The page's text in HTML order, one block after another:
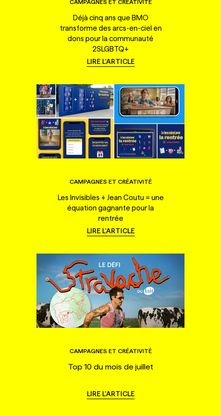
CAMPAGNES ET CRÉATIVITÉ
Déjà cinq ans que BMO
transforme des arcs-en-ciel en
dons pour la communauté
2SLGBTQ+
LIRE L'ARTICLE
CAMPAGNES ET CRÉATIVITÉ
Les Invisibles + Jean Coutu = une
équation gagnante pour la
rentrée
LIRE L'ARTICLE
CAMPAGNES ET CRÉATIVITÉ
Top 10 du mois de juillet
LIRE L'ARTICLE